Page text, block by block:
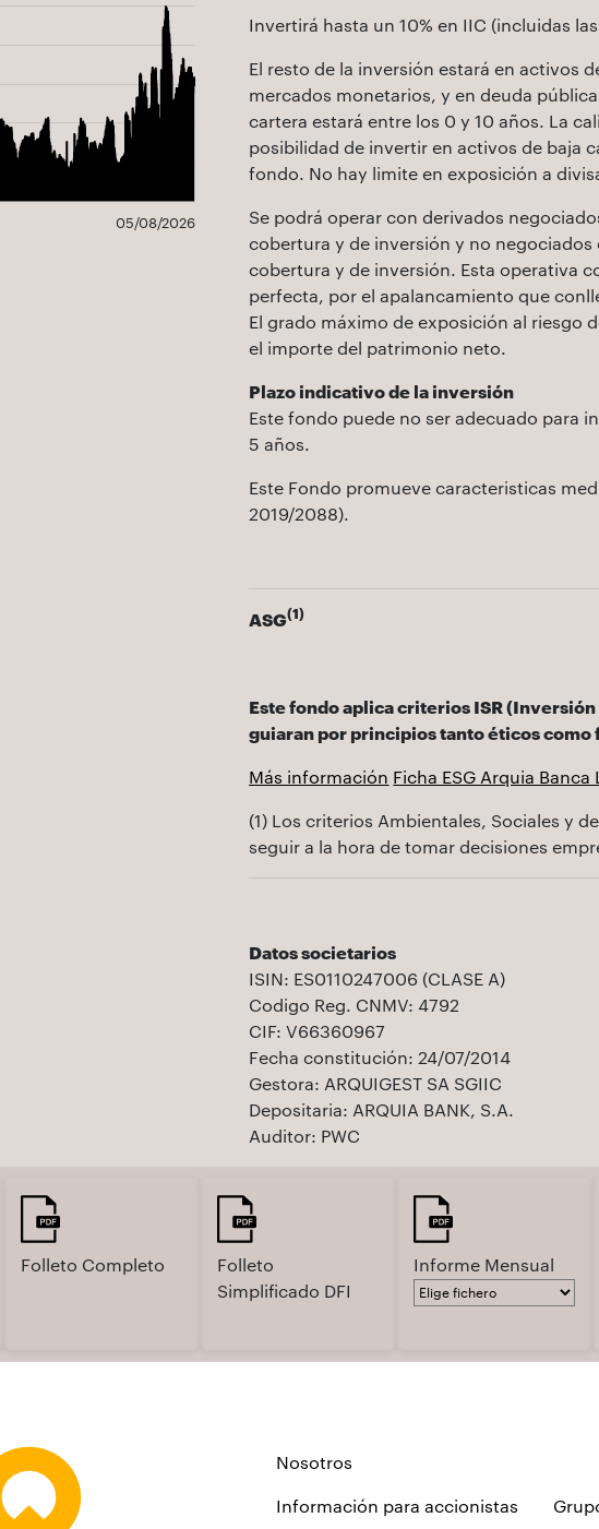
05/08/2026
Invertirá hasta un 10% en IIC (incluidas
El resto de la inversión estará en activos
mercados monetarios, y en deuda
cartera estará entre los 0 y 10 años. La
posibilidad de invertir en activos de baja
fondo. No hay limite en exposición a
Se podrá operar con derivados
cobertura y de inversión y no
cobertura y de inversión. Esta operativa
perfecta, por el apalancamiento que
El grado máximo de exposición al riesgo
el importe del patrimonio neto.
Plazo indicativo de la inversión
Este fondo puede no ser adecuado para
5 años.
Este Fondo promueve caracteristicas
2019/2088).
ASG(1)
Este fondo aplica criterios ISR
guiaran por principios tanto éticos como
Más información Ficha ESG Arquia
(1) Los criterios Ambientales, Sociales y
seguir a la hora de tomar decisiones
Datos societarios
ISIN: ES0110247006 (CLASE A)
Codigo Reg. CNMV: 4792
CIF: V66360967
Fecha constitución: 24/07/2014
Gestora: ARQUIGEST SA SGIIC
Depositaria: ARQUIA BANK, S.A.
Auditor: PWC
Folleto Completo
Folleto
Simplificado DFI
Informe Mensual
Nosotros
Información para accionistas